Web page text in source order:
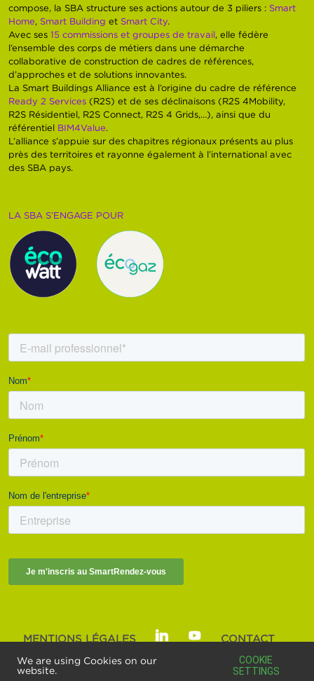
compose, la SBA structure ses actions autour de 3 piliers : Smart
Home, Smart Building et Smart City.
Avec ses15 commissions et groupes de travail, elle fédère
l’ensemble des corps de métiers dans une démarche
collaborative de construction de cadres de références,
d’approches et de solutions innovantes.
La Smart Buildings Alliance est à l’origine du cadre de référence
Ready 2 Services (R2S) et de ses déclinaisons (R2S 4Mobility,
R2S Résidentiel, R2S Connect, R2S 4 Grids,…), ainsi que du
référentiel BIM4Value.
L’alliance s’appuie sur des chapitres régionaux présents au plus
près des territoires et rayonne également à l’international avec
des SBA pays.
LA SBA S’ENGAGE POUR
MENTIONS LÉGALES
CONTACT
SMART BUILDINGS ALLIANCE | © 2025
We are using Cookies on our
website.
COOKIE
SETTINGS